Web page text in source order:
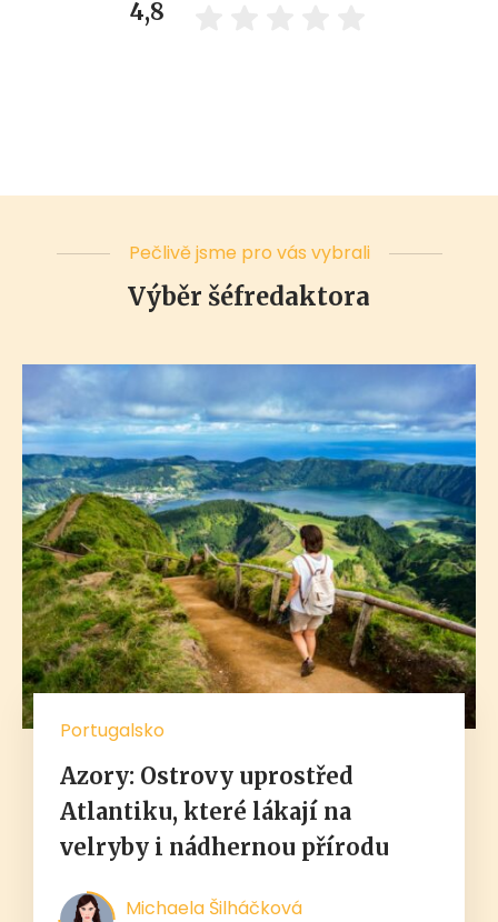
4,8
Pečlivě jsme pro vás vybrali
Výběr šéfredaktora
Portugalsko
Azory: Ostrovy uprostřed
Atlantiku, které lákají na
velryby i nádhernou přírodu
Michaela Šilháčková